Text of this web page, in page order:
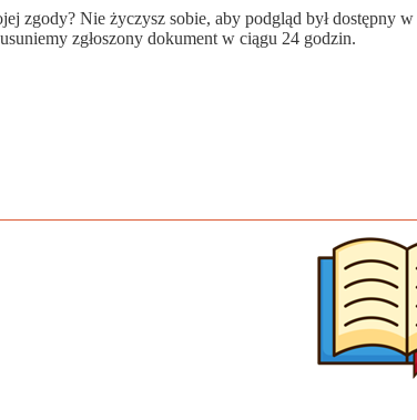
zgody? Nie życzysz sobie, aby podgląd był dostępny
zgłoszony dokument w ciągu 24 godzin.